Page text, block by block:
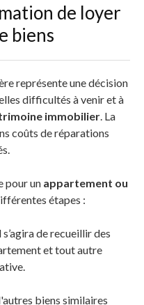
de loyer
biens
représente une décision
difficultés à venir et à
immobilier. La
coûts de réparations
pour un appartement ou
étapes :
s’agira de recueillir des
et tout autre
biens similaires